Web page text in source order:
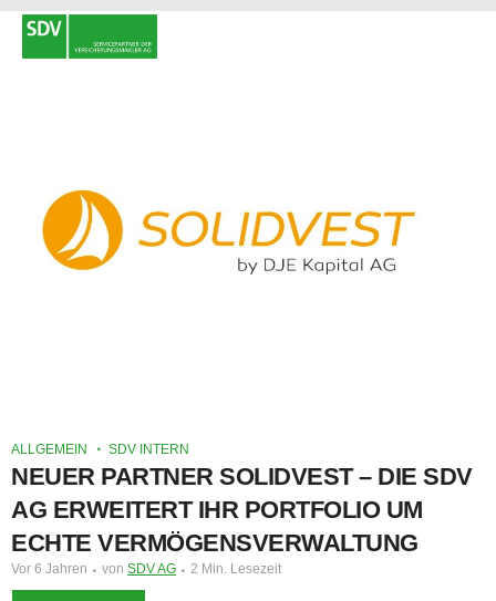
ALLGEMEIN SDV INTERN
NEUER PARTNER SOLIDVEST – DIE SDV
AG ERWEITERT IHR PORTFOLIO UM
ECHTE VERMÖGENSVERWALTUNG
Vor 6 Jahren von SDV AG 2 Min. Lesezeit